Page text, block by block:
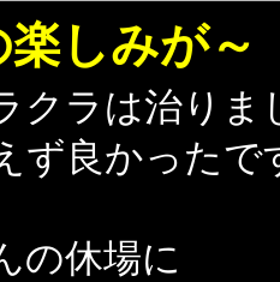
しみが～
クラは治りま
ず良かったで
の休場に